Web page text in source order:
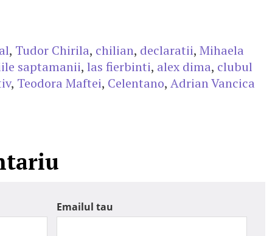
, Tudor Chirila, chilian, declaratii, Mihaela
saptamanii, las fierbinti, alex dima, clubul
, Teodora Maftei, Celentano, Adrian Vancica
Emailul tau